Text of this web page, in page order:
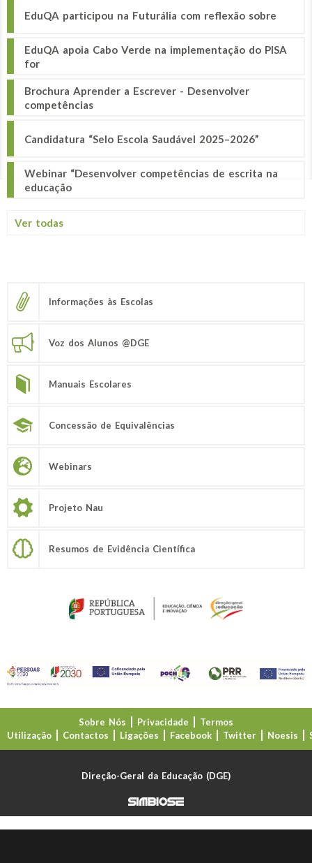
EduQA participou na Futurália com reflexão sobre
EduQA apoia Cabo Verde na implementação do PISA
for
Brochura Aprender a Escrever - Desenvolver
competências
Candidatura “Selo Escola Saudável 2025–2026”
Webinar “Desenvolver competências de escrita na
educação
Ver todas
Informações às Escolas
Voz dos Alunos @DGE
Manuais Escolares
Concessão de Equivalências
Webinars
Projeto Nau
Resumos de Evidência Científica
Sobre Nós Privacidade
Termos
Utilização
Contactos Ligações Facebook Twitter Noesis
Direção-Geral da Educação (DGE)